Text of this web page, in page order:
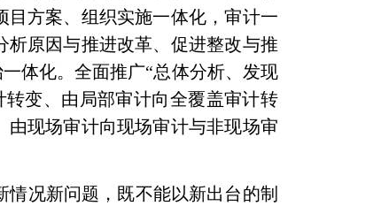
方案、组织实施一体化，审计一
原因与推进改革、促进整改与推
体化。全面推广“总体分析、发现
变、由局部审计向全覆盖审计转
现场审计向现场审计与非现场审
况新问题，既不能以新出台的制